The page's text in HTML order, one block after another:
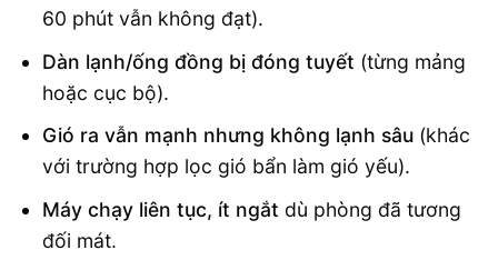
60 phút vẫn không đạt).
Dàn lạnh/ống đồng bị đóng tuyết (từng mảng
hoặc cục bộ).
Gió ra vẫn mạnh nhưng không lạnh sâu(khác
với trường hợp lọc gió bẩn làm gió yếu).
Máy chạy liên tục, ít ngắt dù phòng đã tương
đối mát.